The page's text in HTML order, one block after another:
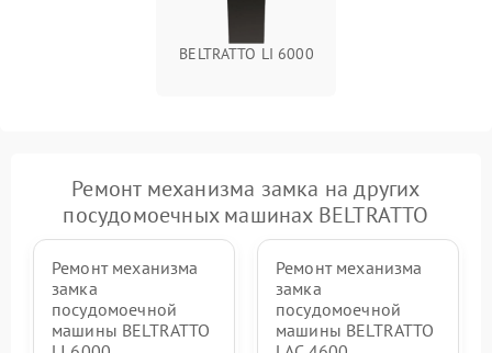
BELTRATTO LI 6000
Ремонт механизма замка на других
посудомоечных машинах BELTRATTO
Ремонт механизма
замка
посудомоечной
машины BELTRATTO
Ремонт механизма
замка
посудомоечной
машины BELTRATTO